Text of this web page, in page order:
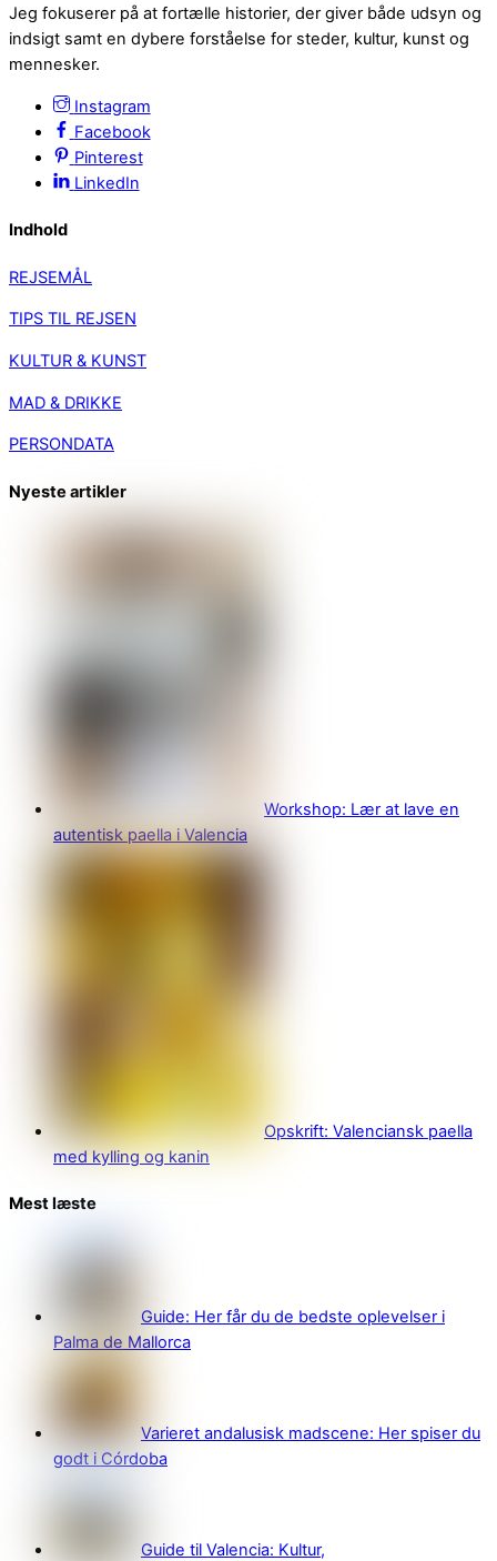
Jeg fokuserer på at fortælle historier, der giver både udsyn og
indsigt samt en dybere forståelse for steder, kultur, kunst og
mennesker.
Instagram
Facebook
Pinterest
LinkedIn
Indhold
REJSEMÅL
TIPS TIL REJSEN
KULTUR & KUNST
MAD & DRIKKE
PERSONDATA
Nyeste artikler
Workshop: Lær at lave en
autentisk paella i Valencia
Opskrift: Valenciansk paella
med kylling og kanin
Mest læste
Guide: Her får du de bedste oplevelser i
Palma de Mallorca
Varieret andalusisk madscene: Her spiser du
godt i Córdoba
Guide til Valencia: Kultur,